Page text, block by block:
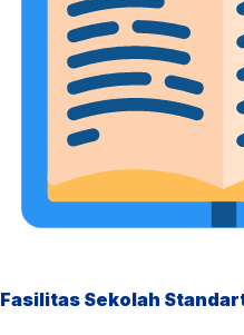
Fasilitas Sekolah